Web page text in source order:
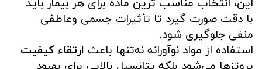
این، انتخاب مناسب ترین ماده برای هر بیمار باید
با دقت صورت گیرد تا تأثیرات جسمی وعاطفی
منفی جلوگیری شود.
استفاده از مواد نوآورانه نه‌تنها باعث ارتقاء کیفیت